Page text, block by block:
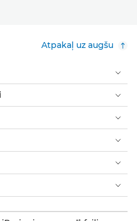
Atpakaļ uz augšu